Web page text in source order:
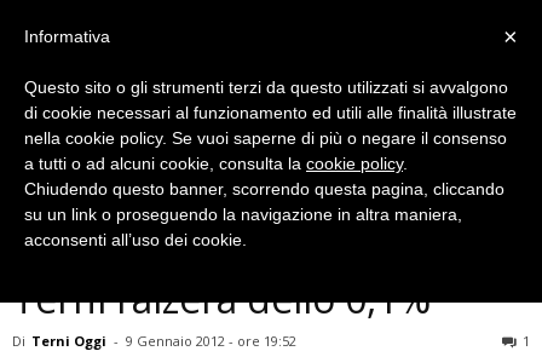
Economia
Aliquote Imu in Umbria,
Terni l’alzerà dello 0,1%
Di Terni Oggi - 9 Gennaio 2012 - ore 19:52 1
×
Informativa
Questo sito o gli strumenti terzi da questo utilizzati si avvalgono
di cookie necessari al funzionamento ed utili alle finalità illustrate
nella cookie policy. Se vuoi saperne di più o negare il consenso
a tutti o ad alcuni cookie, consulta la cookie policy.
Chiudendo questo banner, scorrendo questa pagina, cliccando
su un link o proseguendo la navigazione in altra maniera,
acconsenti all’uso dei cookie.